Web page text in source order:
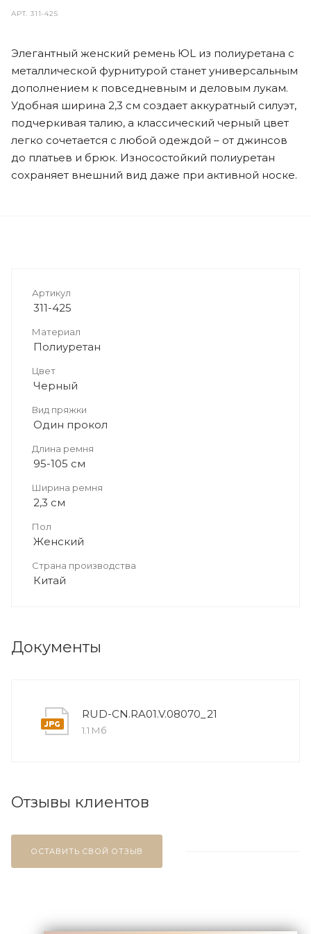
АРТ.311-425
Элегантный женский ремень ЮL из полиуретана с
металлической фурнитурой станет универсальным
дополнением к повседневным и деловым лукам.
Удобная ширина 2,3 см создает аккуратный силуэт,
подчеркивая талию, а классический черный цвет
легко сочетается с любой одеждой – от джинсов
до платьев и брюк. Износостойкий полиуретан
сохраняет внешний вид даже при активной носке.
Артикул
311-425
Материал
Полиуретан
Цвет
Черный
Вид пряжки
Один прокол
Длина ремня
95-105 см
Ширина ремня
2,3 см
Пол
Женский
Страна производства
Китай
Документы
RUD-CN.RA01.V.08070_21
1.1 Мб
Отзывы клиентов
ОСТАВИТЬ СВОЙ ОТЗЫВ